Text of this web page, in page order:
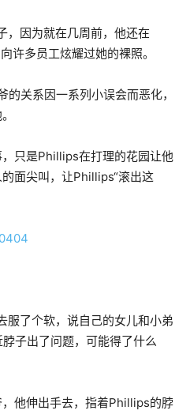
，因为就在几周前，他还在
许多员工炫耀过她的裸照。
关系因一系列小误会而恶化，
只是Phillips在打理的花园让他
面尖叫，让Phillips“滚出这
了个软，说自己的女儿和小弟
子出了问题，可能得了什么
他伸出手去，指着Phillips的脖